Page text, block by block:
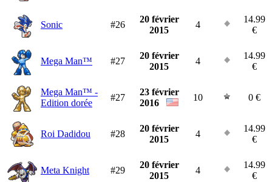
Sonic #26
20 février
2015
4
14.99
€
Mega Man™ #27
20 février
2015
4
14.99
€
Mega Man™ -
Edition dorée
#27
23 février
2016
10 0 €
Roi Dadidou #28
20 février
2015
4
14.99
€
Meta Knight #29
20 février
2015
4
14.99
€